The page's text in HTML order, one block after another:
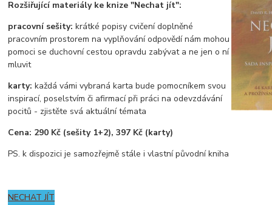
Rozšiřující materiály ke knize "Nechat jít":
pracovní sešity: krátké popisy cvičení doplněné
pracovním prostorem na vyplňování odpovědí nám mohou
pomoci se duchovní cestou opravdu zabývat a ne jen o ní
mluvit
karty: každá vámi vybraná karta bude pomocníkem svou
inspirací, poselstvím či afirmací při práci na odevzdávání
pocitů - zjistěte svá aktuální témata
Cena: 290 Kč (sešity 1+2), 397 Kč (karty)
PS. k dispozici je samozřejmě stále i vlastní původní kniha
NECHAT JÍT